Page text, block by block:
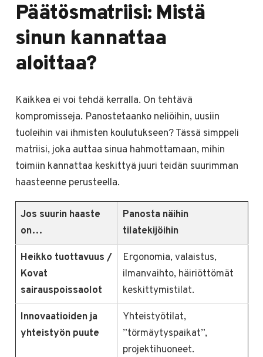
Päätösmatriisi: Mistä
sinun kannattaa
aloittaa?
Kaikkea ei voi tehdä kerralla. On tehtävä
kompromisseja. Panostetaanko neliöihin, uusiin
tuoleihin vai ihmisten koulutukseen? Tässä simppeli
matriisi, joka auttaa sinua hahmottamaan, mihin
toimiin kannattaa keskittyä juuri teidän suurimman
haasteenne perusteella.
Jos suurin haaste
on…
Panosta näihin
tilatekijöihin
Heikko tuottavuus /
Kovat
sairauspoissaolot
Ergonomia, valaistus,
ilmanvaihto, häiriöttömät
keskittymistilat.
Innovaatioiden ja
yhteistyön puute
Yhteistyötilat,
”törmäytyspaikat”,
projektihuoneet.